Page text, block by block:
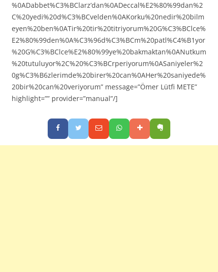
%0ADabbet%C3%BClarz’dan%0ADeccal%E2%80%99dan%2
C%20yedi%20d%C3%BCvelden%0AKorku%20nedir%20bilm
eyen%20ben%0ATir%20tir%20titriyorum%20G%C3%BClce%
E2%80%99den%0A%C3%96d%C3%BCm%20patl%C4%B1yor
%20G%C3%BClce%E2%80%99ye%20bakmaktan%0ANutkum
%20tutuluyor%2C%20%C3%BCrperiyorum%0ASaniyeler%2
0g%C3%B6zlerimde%20birer%20can%0AHer%20saniyede%
20bir%20can%20veriyorum” message=”Ömer Lütfi METE”
highlight=”” provider=”manual”/]